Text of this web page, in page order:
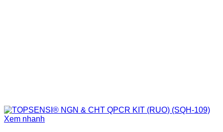
Xem nhanh